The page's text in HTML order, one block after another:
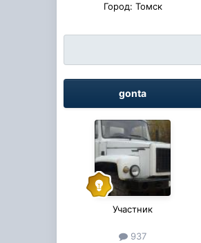
Город: Томск
gonta
Участник
937